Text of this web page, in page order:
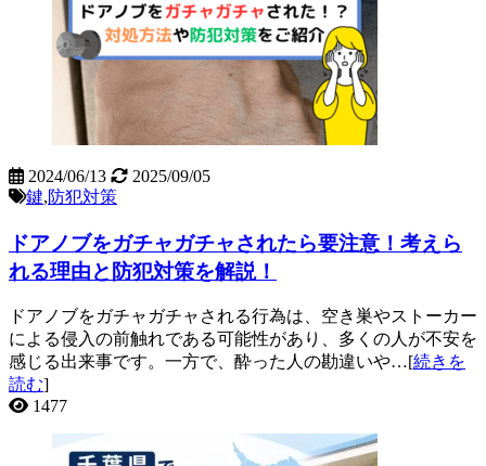
2024/06/13
2025/09/05
鍵,防犯対策
ドアノブをガチャガチャされたら要注意！考えら
れる理由と防犯対策を解説！
ドアノブをガチャガチャされる行為は、空き巣やストーカー
による侵入の前触れである可能性があり、多くの人が不安を
感じる出来事です。一方で、酔った人の勘違いや…[続きを
読む]
1477